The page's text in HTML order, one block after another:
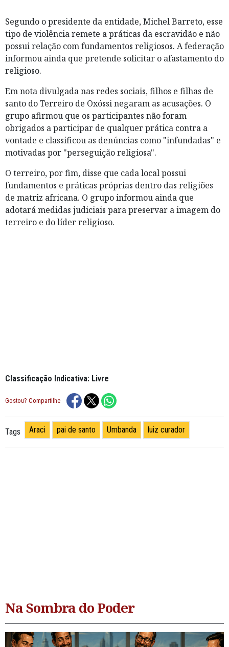
Segundo o presidente da entidade, Michel Barreto, esse
tipo de violência remete a práticas da escravidão e não
possui relação com fundamentos religiosos. A federação
informou ainda que pretende solicitar o afastamento do
religioso.
Em nota divulgada nas redes sociais, filhos e filhas de
santo do Terreiro de Oxóssi negaram as acusações. O
grupo afirmou que os participantes não foram
obrigados a participar de qualquer prática contra a
vontade e classificou as denúncias como "infundadas" e
motivadas por "perseguição religiosa".
O terreiro, por fim, disse que cada local possui
fundamentos e práticas próprias dentro das religiões
de matriz africana. O grupo informou ainda que
adotará medidas judiciais para preservar a imagem do
terreiro e do líder religioso.
Classificação Indicativa: Livre
Gostou? Compartilhe
Tags Araci pai de santo Umbanda luiz curador
Na Sombra do Poder